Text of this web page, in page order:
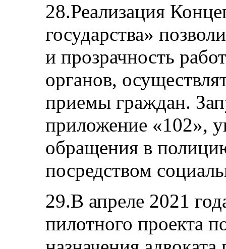
28.Реализация
государства»
и прозрачность
органов,
приемы граждан.
приложение «102»,
обращения в
посредством
29.В апреле 2021
пилотного проекта